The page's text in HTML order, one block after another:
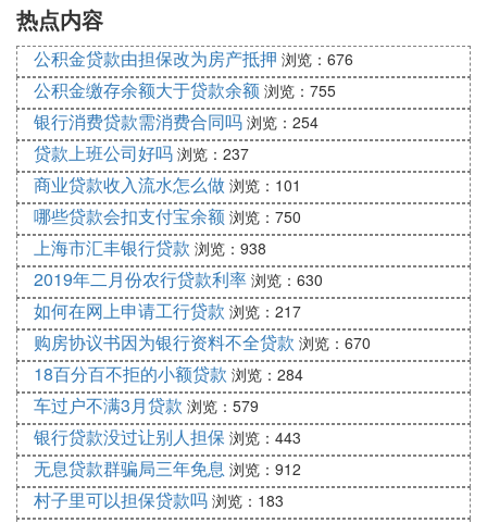
20年贷款
的本金和利息总额相对较高，因此还贷压力较
大。
30年贷款：贷款期限较长，每月需要偿还的本
金和利息总额相对较低，能够减轻购房者的还贷
压力。
2. 生活质量：
选择30年贷款，购房者每月可用于其他生活开
支的资金更多，能够更好地享受生活，提高生活
质量。
而选择20年贷款，则可能因每月还贷压力较
大，导致在其他方面的消费受到一定限制。
3. 利息支出：
虽然30年贷款期限较长，利息支出相对较多，
但购房者可以通过提前还款等方式来减少利息支
出。
重要的是，购房者应根据自己的经济状况和还款
热点内容
公积金贷款由担保改为房产抵押 浏览：676
公积金缴存余额大于贷款余额 浏览：755
银行消费贷款需消费合同吗 浏览：254
贷款上班公司好吗 浏览：237
商业贷款收入流水怎么做 浏览：101
哪些贷款会扣支付宝余额 浏览：750
上海市汇丰银行贷款 浏览：938
2019年二月份农行贷款利率 浏览：630
如何在网上申请工行贷款 浏览：217
购房协议书因为银行资料不全贷款 浏览：670
18百分百不拒的小额贷款 浏览：284
车过户不满3月贷款 浏览：579
银行贷款没过让别人担保 浏览：443
无息贷款群骗局三年免息 浏览：912
村子里可以担保贷款吗 浏览：183